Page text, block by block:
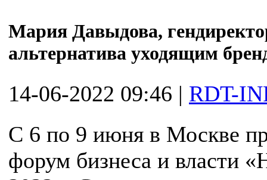
Мария Давыдова,
альтернатива уходящим
14-06-2022 09:46 | RDT-
С 6 по 9 июня в Москве
форум бизнеса и власти